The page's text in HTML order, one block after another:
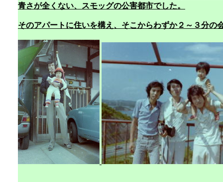
青さが全くない、スモッグの公害都市でした。
そのアパートに住いを構え、そこからわずか２～３分の